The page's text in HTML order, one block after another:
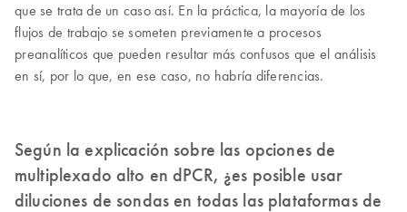
que se trata de un caso así. En la práctica, la mayoría de los
flujos de trabajo se someten previamente a procesos
preanalíticos que pueden resultar más confusos que el análisis
en sí, por lo que, en ese caso, no habría diferencias.
Según la explicación sobre las opciones de
multiplexado alto en dPCR, ¿es posible usar
diluciones de sondas en todas las plataformas de